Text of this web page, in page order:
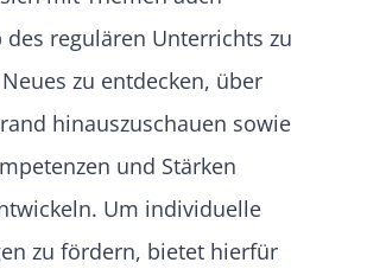
regulären Unterrichts zu
zu entdecken, über
hinauszuschauen sowie
und Stärken
Um individuelle
zu fördern, bietet hierfür